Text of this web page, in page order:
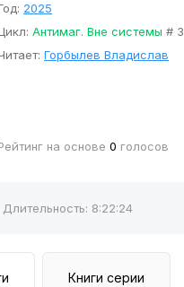
2025
Антимаг. Вне системы # 3
Горбылев Владислав
на основе 0 голосов
Длительность: 8:22:24
Книги серии